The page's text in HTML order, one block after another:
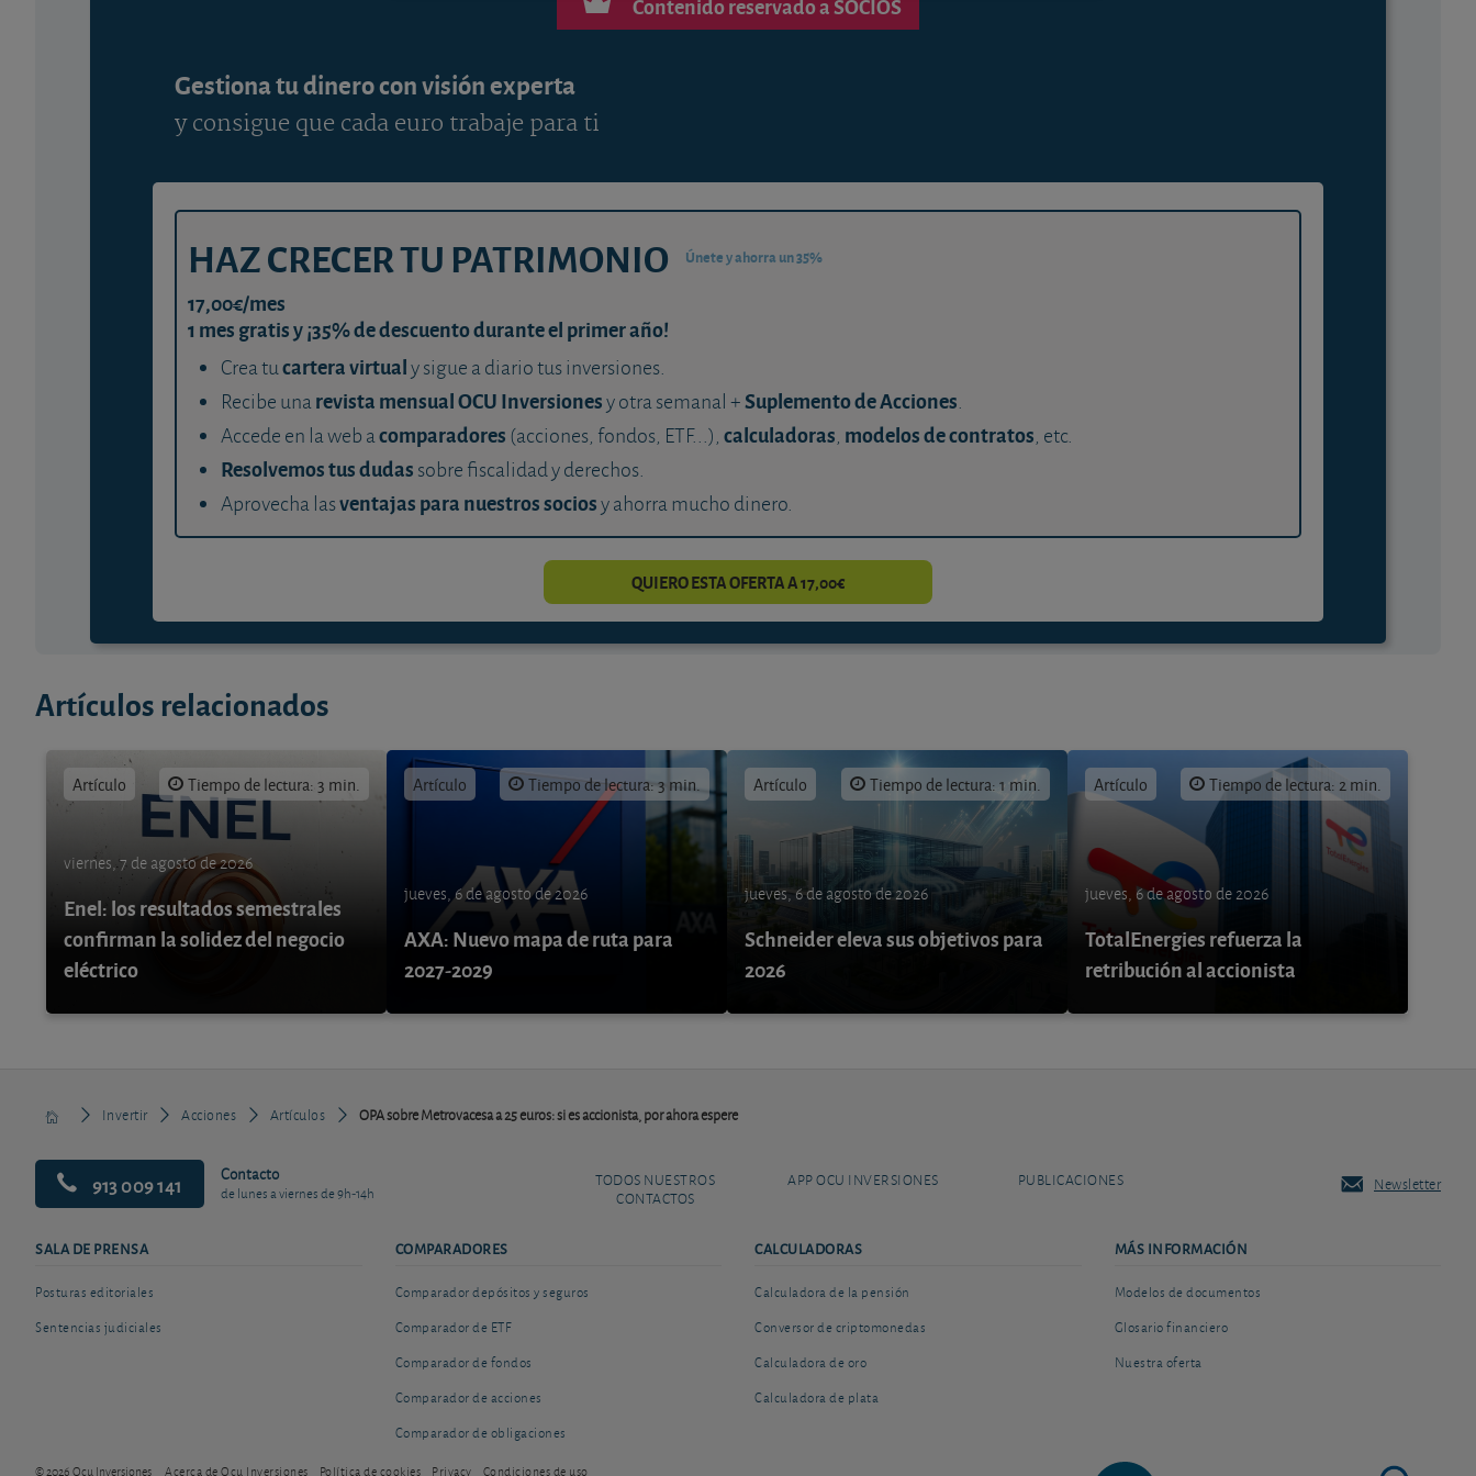
Gestiona tu dinero con visión experta
y consigue que cada euro trabaje para ti
HAZ CRECER TU PATRIMONIO Únete y ahorra un 35%
17,00€/mes
1 mes gratis y ¡35% de descuento durante el primer año!
Crea tucartera virtualy sigue a diario tus inversiones.
Recibe unarevista mensual OCU Inversionesy otra semanal +Suplemento de Acciones.
Accede en la web acomparadores (acciones, fondos, ETF...), calculadoras, modelos de contratos, etc.
Resolvemos tus dudas sobre fiscalidad y derechos.
Aprovecha lasventajas para nuestros sociosy ahorra mucho dinero.
QUIERO ESTA OFERTA A 17,00€
Artículos relacionados
Artículo Tiempo de lectura: 3 min.
viernes, 7 de agosto de 2026
Enel: los resultados semestrales
confirman la solidez del negocio
eléctrico
Artículo Tiempo de lectura: 3 min.
jueves, 6 de agosto de 2026
AXA: Nuevo mapa de ruta para
2027-2029
Artículo Tiempo de lectura: 1 min.
jueves, 6 de agosto de 2026
Schneider eleva sus objetivos para
2026
Artículo Tiempo de lectura: 2 min.
jueves, 6 de agosto de 2026
TotalEnergies refuerza la
retribución al accionista
Invertir Acciones Artículos OPA sobre Metrovacesa a 25 euros: si es accionista, por ahora espere
913 009 141 Contacto
de lunes a viernes de 9h-14h
TODOS NUESTROS
CONTACTOS
APP OCU INVERSIONES PUBLICACIONES Newsletter
SALA DE PRENSA
Posturas editoriales
Sentencias judiciales
COMPARADORES
Comparador depósitos y seguros
Comparador de ETF
Comparador de fondos
Comparador de acciones
Comparador de obligaciones
CALCULADORAS
Calculadora de la pensión
Conversor de criptomonedas
Calculadora de oro
Calculadora de plata
MÁS INFORMACIÓN
Modelos de documentos
Glosario financiero
Nuestra oferta
© 2026 Ocu Inversiones Acerca de Ocu Inversiones Política de cookies Privacy Condiciones de uso